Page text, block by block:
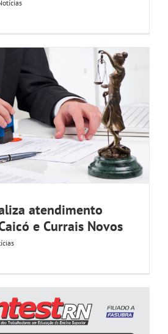
atendimento
e Currais Novos